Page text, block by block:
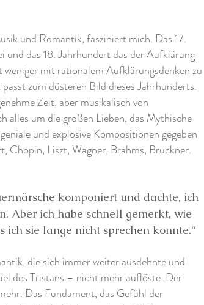
und Romantik, fasziniert mich. Das 17.
das 18. Jahrhundert das der Aufklärung
mit rationalem Aufklärungsdenken zu
zum düsteren Bild dieses Jahrhunderts.
Zeit, aber musikalisch von
alles um die großen Lieben, das Mythische
und explosive Kompositionen gegeben
Chopin, Liszt, Wagner, Brahms, Bruckner.
komponiert und dachte, ich
Aber ich habe schnell gemerkt, wie
ich sie lange nicht sprechen konnte.“
die sich immer weiter ausdehnte und
des Tristans – nicht mehr auflöste. Der
Das Fundament, das Gefühl der